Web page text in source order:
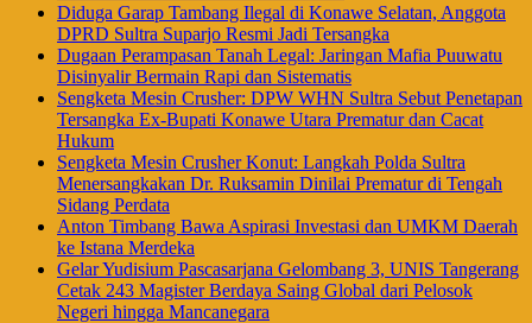
Diduga Garap Tambang Ilegal di Konawe Selatan, Anggota
DPRD Sultra Suparjo Resmi Jadi Tersangka
Dugaan Perampasan Tanah Legal: Jaringan Mafia Puuwatu
Disinyalir Bermain Rapi dan Sistematis
Sengketa Mesin Crusher: DPW WHN Sultra Sebut Penetapan
Tersangka Ex-Bupati Konawe Utara Prematur dan Cacat
Hukum
Sengketa Mesin Crusher Konut: Langkah Polda Sultra
Menersangkakan Dr. Ruksamin Dinilai Prematur di Tengah
Sidang Perdata
Anton Timbang Bawa Aspirasi Investasi dan UMKM Daerah
ke Istana Merdeka
Gelar Yudisium Pascasarjana Gelombang 3, UNIS Tangerang
Cetak 243 Magister Berdaya Saing Global dari Pelosok
Negeri hingga Mancanegara